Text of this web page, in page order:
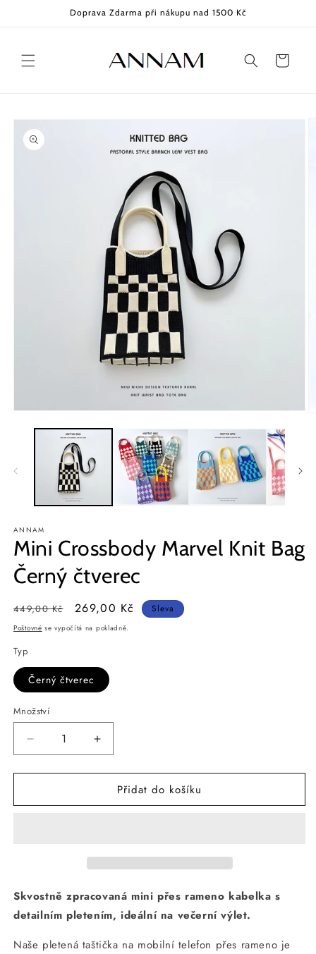
Doprava Zdarma při nákupu nad 1500 Kč
Košík
informace
produktu
multimédia
okně
ANNAM
Mini Crossbody Marvel Knit Bag
Černý čtverec
Běžná
cena
449,00 Kč
Výprodejová
cena
269,00 Kč Sleva
Poštovné se vypočítá na pokladně.
Typ
Černý čtverec
Množství
množství
produktu
Crossbody
Zvýšit
množství
produktu
Mini
Crossbody
Přidat do košíku
Skvostně zpracovaná mini přes rameno kabelka s
detailním pletením, ideální na večerní výlet.
Naše pletená taštička na mobilní telefon přes rameno je